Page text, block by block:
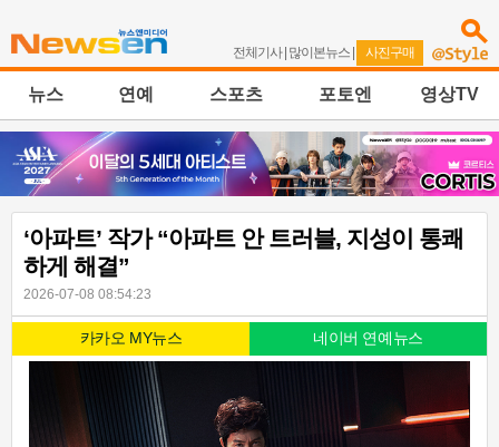
전체기사| 많이본뉴스 | 사진구매
뉴스 연예 스포츠 포토엔 영상TV
‘아파트’ 작가 “아파트 안 트러블, 지성이 통쾌
하게 해결”
2026-07-08 08:54:23
카카오 MY뉴스 네이버 연예뉴스